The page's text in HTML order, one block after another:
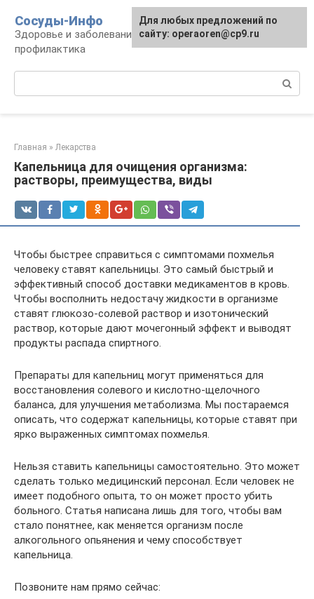
контенту
Сосуды-Инфо
Здоровье и заболевания сосудов и сердца,
профилактика
Главная » Лекарства
Капельница для очищения организма:
растворы, преимущества, виды
Чтобы быстрее справиться с симптомами похмелья
человеку ставят капельницы. Это самый быстрый и
эффективный способ доставки медикаментов в кровь.
Чтобы восполнить недостачу жидкости в организме
ставят глюкозо-солевой раствор и изотонический
раствор, которые дают мочегонный эффект и выводят
продукты распада спиртного.
Препараты для капельниц могут применяться для
восстановления солевого и кислотно-щелочного
баланса, для улучшения метаболизма. Мы постараемся
описать, что содержат капельницы, которые ставят при
ярко выраженных симптомах похмелья.
Нельзя ставить капельницы самостоятельно. Это может
сделать только медицинский персонал. Если человек не
имеет подобного опыта, то он может просто убить
больного. Статья написана лишь для того, чтобы вам
стало понятнее, как меняется организм после
алкогольного опьянения и чему способствует
капельница.
Позвоните нам прямо сейчас:
Для любых предложений по
сайту: operaoren@cp9.ru